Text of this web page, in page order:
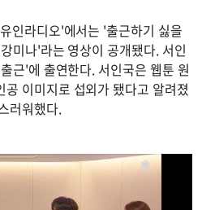
인라디오'에서는 '출근하기 싫을
미나'라는 영상이 공개됐다. 서인
근'에 출연한다. 서인국은 웹툰 원
이미지로 섭외가 됐다고 알려졌
러워했다.